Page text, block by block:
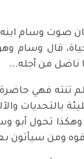
صوت وسام ابنه
قال وسام
ناضل من أجله...
تنته فهي
بالتحديات
تحول أبو
ومن سيأتون